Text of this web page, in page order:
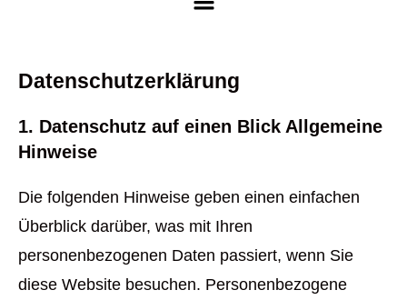
Datenschutzerklärung
1. Datenschutz auf einen Blick Allgemeine
Hinweise
Die folgenden Hinweise geben einen einfachen
Überblick darüber, was mit Ihren
personenbezogenen Daten passiert, wenn Sie
diese Website besuchen. Personenbezogene